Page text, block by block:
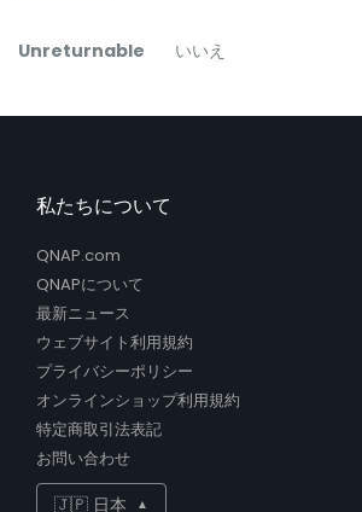
the
gallery
そ
Unreturnable いいえ
私たちについて
QNAP.com
QNAPについて
最新ニュース
ウェブサイト利用規約
プライバシーポリシー
オンラインショップ利用規約
特定商取引法表記
お問い合わせ
🇯🇵 日本 ▲